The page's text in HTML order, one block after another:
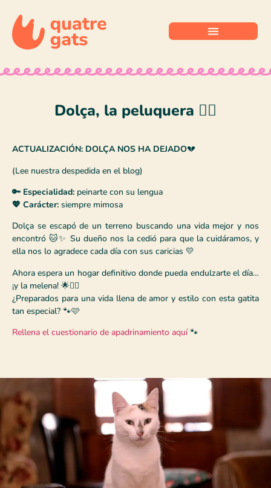
Dolça, la peluquera 💇‍♀️
ACTUALIZACIÓN: DOLÇA NOS HA DEJADO💔
(Lee nuestra despedida en el blog)
🔑 Especialidad: peinarte con su lengua
💖 Carácter: siempre mimosa
Dolça se escapó de un terreno buscando una vida mejor y nos
encontró 🐱✨ Su dueño nos la cedió para que la cuidáramos, y
ella nos lo agradece cada día con sus caricias 💛
Ahora espera un hogar definitivo donde pueda endulzarte el día…
¡y la melena! 🌟💇‍♀️
¿Preparados para una vida llena de amor y estilo con esta gatita
tan especial? 🐾🩷
Rellena el cuestionario de apadrinamiento aquí🐾